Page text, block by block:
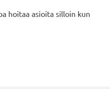
hoitaa asioita silloin kun